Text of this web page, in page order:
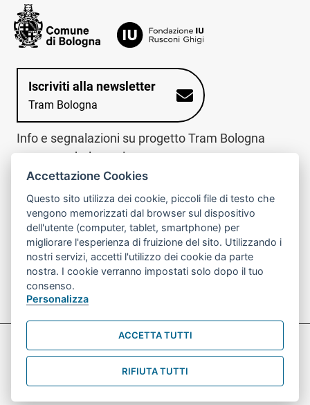
Iscriviti alla newsletter
Tram Bologna
Info e segnalazioni su progetto Tram Bologna
www.trambologna.it
trova infopoint sulla mappa interattiva
Trova l'infopoint
più vicino
telefona al call center
Chiama il call
center
800078611
Contatto cantiere per emergenze nei giorni festivi
o nelle ore notturne:366 65 36 063
Preferenze Cookie prova
Informativa sul trattamento dei dati personali
Accettazione Cookies
Questo sito utilizza dei cookie, piccoli file di testo che
vengono memorizzati dal browser sul dispositivo
dell'utente (computer, tablet, smartphone) per
migliorare l'esperienza di fruizione del sito. Utilizzando i
nostri servizi, accetti l'utilizzo dei cookie da parte
nostra. I cookie verranno impostati solo dopo il tuo
consenso.
Personalizza
ACCETTA TUTTI
RIFIUTA TUTTI